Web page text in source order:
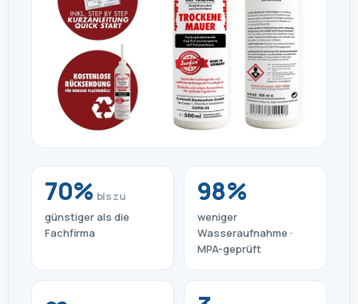
70% bis zu
günstiger als die
Fachfirma
98%
weniger
Wasseraufnahme ·
MPA-geprüft